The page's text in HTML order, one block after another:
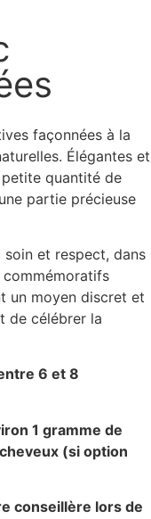
façonnées à la
Élégantes et
petite quantité de
partie précieuse
soin et respect, dans
un moyen discret et
de célébrer la
6 et 8
1 gramme de
(si option
conseillère lors de